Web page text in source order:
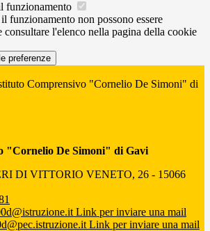
funzionamento
funzionamento non possono essere
l'elenco nella pagina della cookie
preferenze
Comprensivo "Cornelio De Simoni" di
"Cornelio De Simoni" di Gavi
DI VITTORIO VENETO, 26 - 15066
Link per inviare una mail
Link per inviare una mail